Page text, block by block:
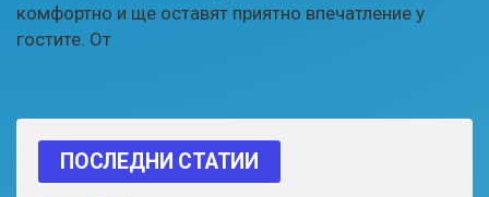
комфортно и ще оставят приятно впечатление у
гостите. От
ПОСЛЕДНИ СТАТИИ